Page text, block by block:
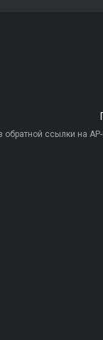
ссылки на